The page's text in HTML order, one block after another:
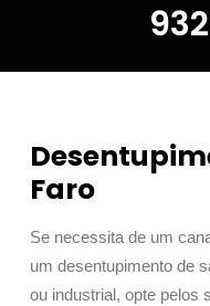
Faro
Se necessita de um
um desentupimento de
ou industrial, opte pelos